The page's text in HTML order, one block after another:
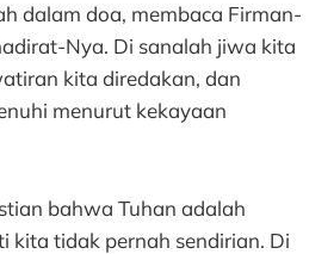
dalam doa, membaca Firman-
Nya. Di sanalah jiwa kita
kita diredakan, dan
menurut kekayaan
bahwa Tuhan adalah
kita tidak pernah sendirian. Di